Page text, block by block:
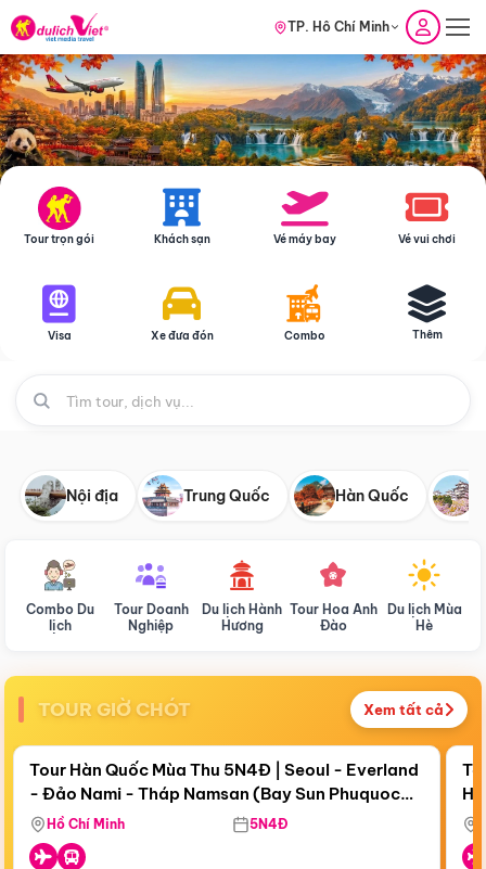
TP. Hồ Chí Minh
Tour trọn gói Khách sạn Vé máy bay Vé vui chơi
Visa Xe đưa đón Combo Thêm
Nội địa Trung Quốc Hàn Quốc
Combo Du
lịch
Tour Doanh
Nghiệp
Du lịch Hành
Hương
Tour Hoa Anh
Đào
Du lịch Mùa
Hè
TOUR GIỜ CHÓT Xem tất cả
Còn19 ngày 00:36:11
Điểm nổi bật
Tour Hàn Quốc Mùa Thu 5N4Đ | Seoul - Everland
- Đảo Nami - Tháp Namsan (Bay Sun Phuquoc
Airways)
Hồ Chí Minh 5N4Đ